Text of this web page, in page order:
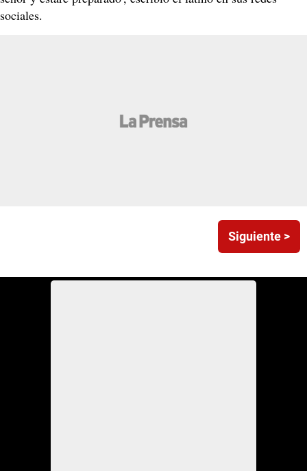
sociales.
Siguiente >